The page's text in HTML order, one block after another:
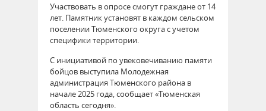
Участвовать в опросе смогут граждане от 14
лет. Памятник установят в каждом сельском
поселении Тюменского округа с учетом
специфики территории.
С инициативой по увековечиванию памяти
бойцов выступила Молодежная
администрация Тюменского района в
начале 2025 года, сообщает «Тюменская
область сегодня».